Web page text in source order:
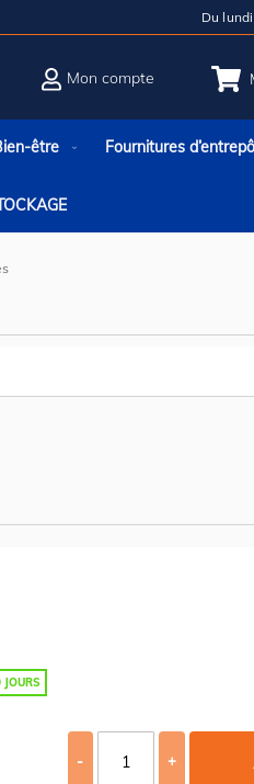
Du
Mon compte
être Fournitures
- +